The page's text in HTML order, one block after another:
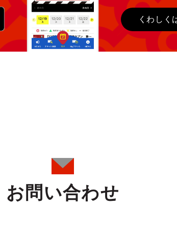
くわしく
お問い合わせ